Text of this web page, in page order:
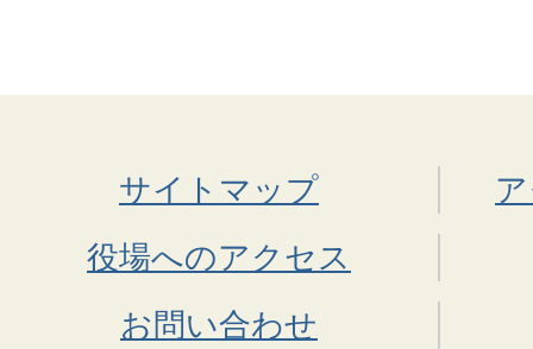
サイトマップ
役場へのアクセス
お問い合わせ